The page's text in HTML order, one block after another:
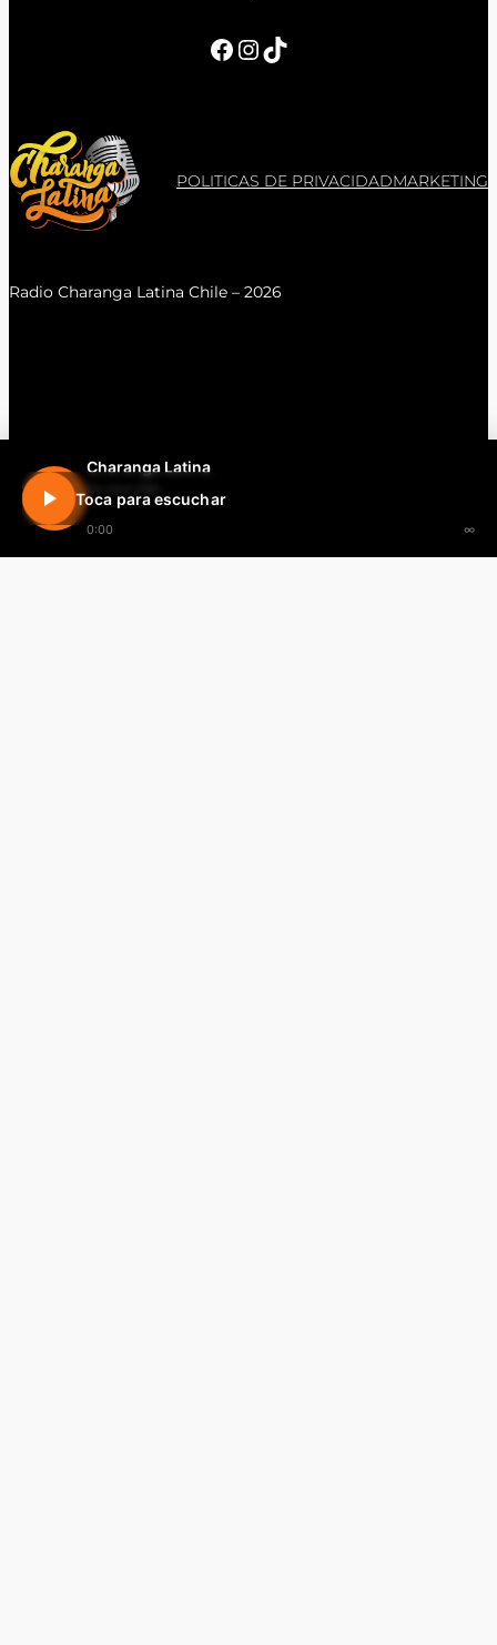
Charanga Latina
En vivo 24h
0:00 ∞
Toca para escuchar
Facebook InstagramTikTok
POLITICAS DE PRIVACIDADMARKETING
Radio Charanga Latina Chile – 2026